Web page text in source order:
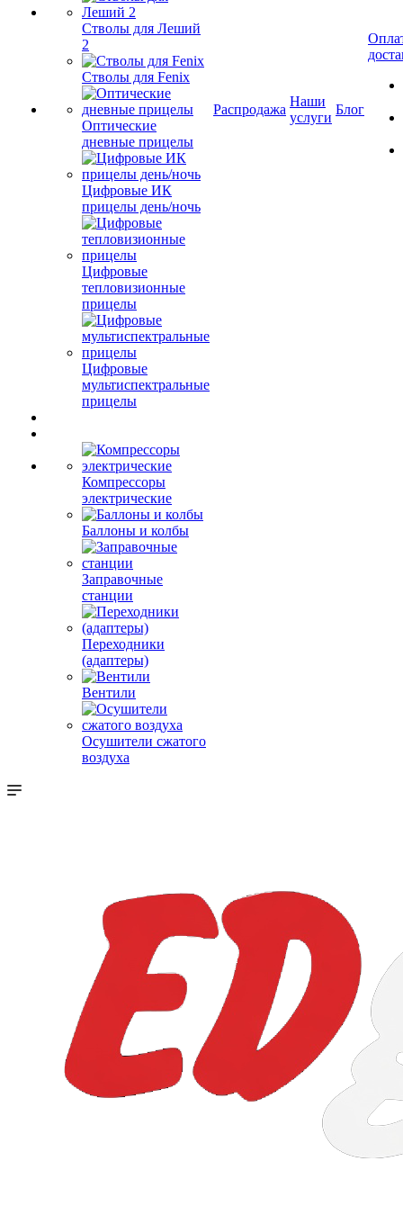
Стволы для Леший
2
Стволы для Fenix
Оптические
дневные прицелы
Цифровые ИК
прицелы день/ночь
Цифровые
тепловизионные
прицелы
Цифровые
мультиспектральные
прицелы
Компрессоры
электрические
Баллоны и колбы
Заправочные
станции
Переходники
(адаптеры)
Вентили
Осушители сжатого
воздуха
Распродажа
Наши
услуги
Блог